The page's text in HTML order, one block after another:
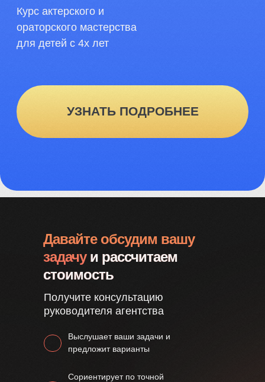
УЗНАТЬ ПОДРОБНЕЕ
Сориентирует по точной
Получите консультацию
руководителя агентства
Выслушает ваши задачи и
предложит варианты
Давайте обсудим вашу
задачу и рассчитаем
стоимость